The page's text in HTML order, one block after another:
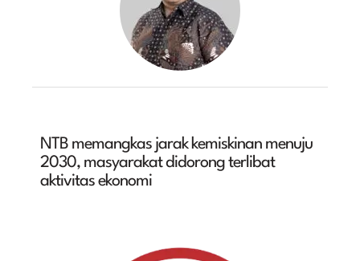
NTB memangkas jarak kemiskinan menuju
2030, masyarakat didorong terlibat
aktivitas ekonomi